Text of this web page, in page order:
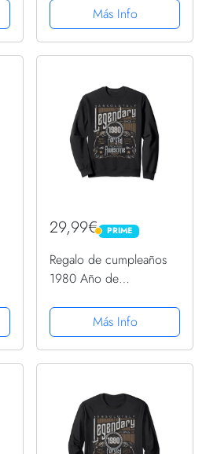
Más Info
29,99€ PRIME
PRIME
Regalo de cumpleaños
1980 Año de
SudaderaMás Info